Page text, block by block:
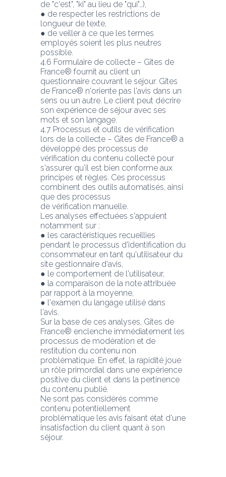
de "c'est", "ki" au lieu de "qui"…),
● de respecter les restrictions de
longueur de texte,
● de veiller à ce que les termes
employés soient les plus neutres
possible.
4.6 Formulaire de collecte – Gîtes de
France® fournit au client un
questionnaire couvrant le séjour. Gîtes
de France® n'oriente pas l'avis dans un
sens ou un autre. Le client peut décrire
son expérience de séjour avec ses
mots et son langage.
4.7 Processus et outils de vérification
lors de la collecte – Gîtes de France® a
développé des processus de
vérification du contenu collecté pour
s'assurer qu'il est bien conforme aux
principes et règles. Ces processus
combinent des outils automatisés, ainsi
que des processus
de vérification manuelle.
Les analyses effectuées s'appuient
notamment sur :
● les caractéristiques recueillies
pendant le processus d'identification du
consommateur en tant qu'utilisateur du
site gestionnaire d'avis,
● le comportement de l'utilisateur,
● la comparaison de la note attribuée
par rapport à la moyenne,
● l'examen du langage utilisé dans
l'avis.
Sur la base de ces analyses, Gîtes de
France® enclenche immédiatement les
processus de modération et de
restitution du contenu non
problématique. En effet, la rapidité joue
un rôle primordial dans une expérience
positive du client et dans la pertinence
du contenu publié.
Ne sont pas considérés comme
contenu potentiellement
problématique les avis faisant état d'une
insatisfaction du client quant à son
séjour.